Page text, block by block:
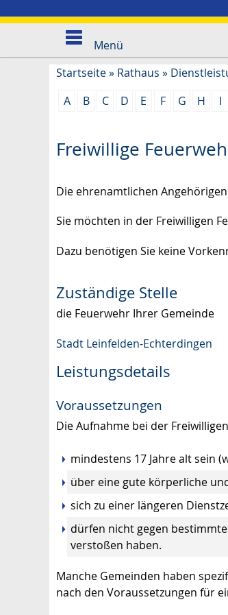
Menü
Startseite» Rathaus »
A
B C D E F G H I
Freiwillige
Die ehrenamtlichen
Sie möchten in der Freiwilligen
Dazu benötigen Sie keine
Zuständige Stelle
die Feuerwehr Ihrer Gemeinde
Stadt Leinfelden-Echterdingen
Leistungsdetails
Voraussetzungen
Die Aufnahme bei der
mindestens 17 Jahre alt sein
über eine gute körperliche
sich zu einer längeren
dürfen nicht gegen
verstoßen haben.
Manche Gemeinden haben
nach den Voraussetzungen für